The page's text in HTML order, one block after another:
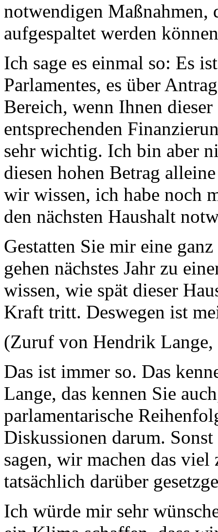
notwendigen Maßnahmen,
aufgespaltet werden
Ich sage es einmal so: Es
Parlamentes, es über
Bereich, wenn Ihnen
entsprechenden
sehr wichtig. Ich bin aber
diesen hohen Betrag
wir wissen, ich habe noch
den nächsten Haushalt
Gestatten Sie mir eine
gehen nächstes Jahr zu
wissen, wie spät dieser
Kraft tritt. Deswegen ist
(Zuruf von Hendrik
Das ist immer so. Das
Lange, das kennen Sie
parlamentarische
Diskussionen darum.
sagen, wir machen das viel
tatsächlich darüber
Ich würde mir sehr